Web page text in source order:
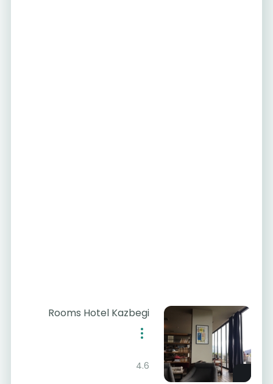
Rooms Hotel Kazbegi
4.6